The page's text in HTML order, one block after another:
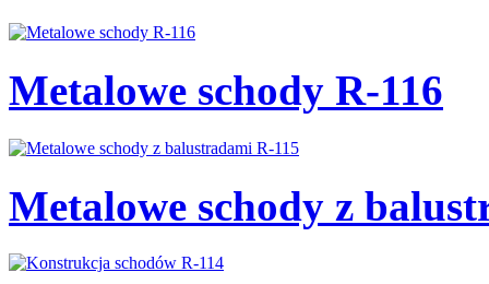
Metalowe schody R-116
Metalowe schody z